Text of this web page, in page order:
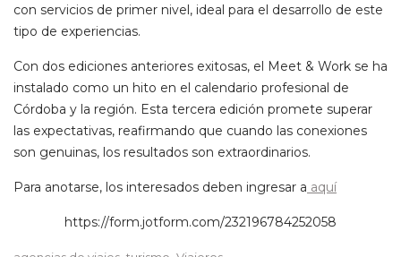
con servicios de primer nivel, ideal para el desarrollo de este
tipo de experiencias.
Con dos ediciones anteriores exitosas, el Meet & Work se ha
instalado como un hito en el calendario profesional de
Córdoba y la región. Esta tercera edición promete superar
las expectativas, reafirmando que cuando las conexiones
son genuinas, los resultados son extraordinarios.
Para anotarse, los interesados deben ingresar a aquí
https://form.jotform.com/232196784252058